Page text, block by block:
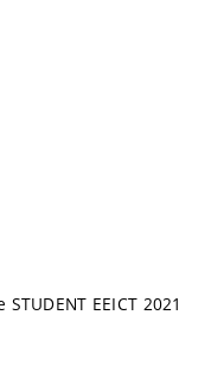
EEICT 2021